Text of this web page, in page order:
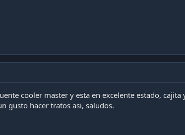
cooler master y esta en excelente estado,
gusto hacer tratos asi, saludos.